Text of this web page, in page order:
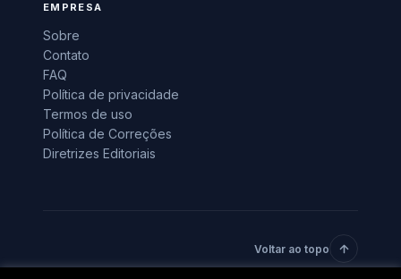
EMPRESA
Sobre
Contato
FAQ
Política de privacidade
Termos de uso
Política de Correções
Diretrizes Editoriais
Voltar ao topo